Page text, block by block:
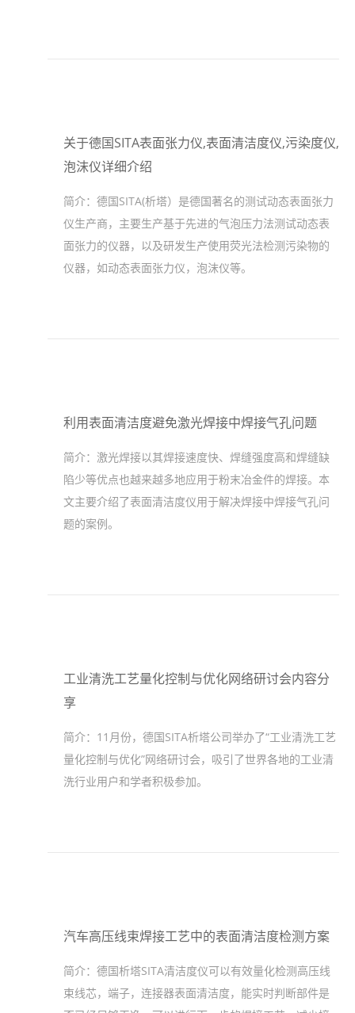
关于德国SITA表面张力仪,表面清洁度仪,污染度仪,
泡沫仪详细介绍
简介： 德国SITA(析塔）是德国著名的测试动态表面张力
仪生产商，主要生产基于先进的气泡压力法测试动态表
面张力的仪器，以及研发生产使用荧光法检测污染物的
仪器，如动态表面张力仪，泡沫仪等。
利用表面清洁度避免激光焊接中焊接气孔问题
简介： 激光焊接以其焊接速度快、焊缝强度高和焊缝缺
陷少等优点也越来越多地应用于粉末冶金件的焊接。本
文主要介绍了表面清洁度仪用于解决焊接中焊接气孔问
题的案例。
工业清洗工艺量化控制与优化网络研讨会内容分
享
简介： 11月份，德国SITA析塔公司举办了“工业清洗工艺
量化控制与优化”网络研讨会，吸引了世界各地的工业清
洗行业用户和学者积极参加。
汽车高压线束焊接工艺中的表面清洁度检测方案
简介： 德国析塔SITA清洁度仪可以有效量化检测高压线
束线芯，端子，连接器表面清洁度，能实时判断部件是